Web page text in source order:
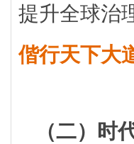
提升全球治
偕行天下大
（二）时